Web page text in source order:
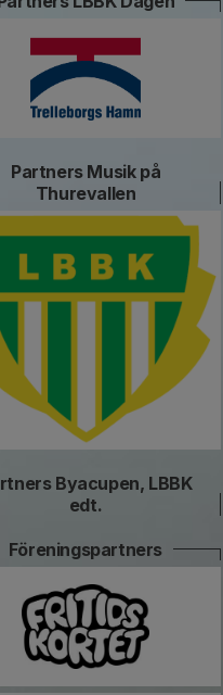
Partners Musik på
Thurevallen
Byacupen, LBBK
edt.
Föreningspartners